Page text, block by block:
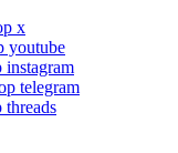
x
youtube
instagram
telegram
threads